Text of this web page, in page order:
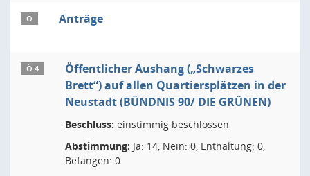
Ö Anträge
Ö 4
Öffentlicher Aushang („Schwarzes
Brett“) auf allen Quartiersplätzen in der
Neustadt (BÜNDNIS 90/ DIE GRÜNEN)
Beschluss: einstimmig beschlossen
Abstimmung: Ja: 14, Nein: 0, Enthaltung: 0,
Befangen: 0